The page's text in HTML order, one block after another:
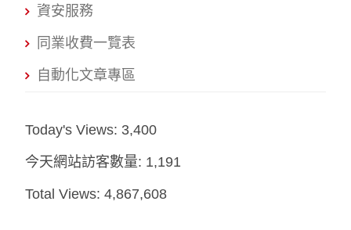
資安服務
同業收費一覽表
自動化文章專區
Today's Views: 3,400
今天網站訪客數量: 1,191
Total Views:4,867,608